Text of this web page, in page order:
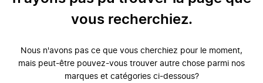
vous recherchiez.
Nous n'avons pas ce que vous cherchiez pour le moment,
mais peut-être pouvez-vous trouver autre chose parmi nos
marques et catégories ci-dessous?